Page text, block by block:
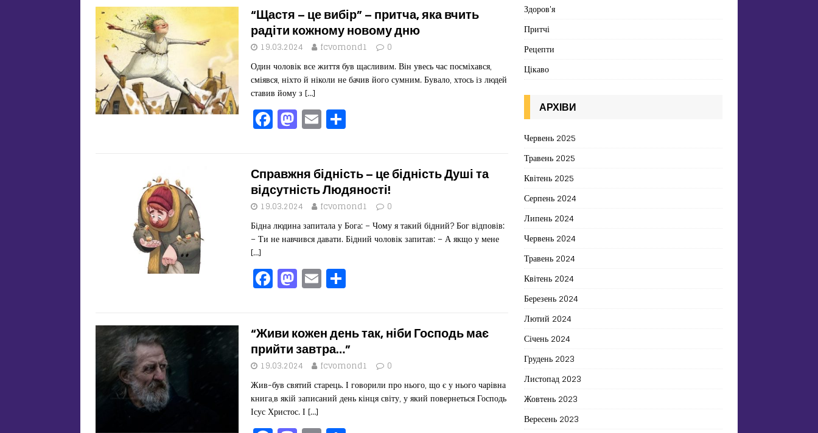
e
b
o
o
k
o
d
o
n
l ит
ис
я
“Щастя – це вибір” – притча, яка вчить
радіти кожному новому дню
19.03.2024 fcvomond1 0
Один чоловік все життя був щасливим. Він увесь час посміхався,
сміявся, ніхто й ніколи не бачив його сумним. Бувало, хтось із людей
ставив йому з […]
F
a
e
b
o
o
M
a
o
d
o
n
E
m
l ит
ис
я
Справжня бідність – це бідність Душі та
відсутність Людяності!
19.03.2024 fcvomond1 0
Бідна людина запитала у Бога: – Чому я такий бідний? Бог відповів:
– Ти не навчився давати. Бідний чоловік запитав: – А якщо у мене
[…]
F
a
e
b
o
o
k
M
a
o
d
o
n
E
m
l ит
ис
я
“Живи кожен день так, ніби Господь має
прийти завтра…”
19.03.2024 fcvomond1 0
Жив-був святий старець. І говорили про нього, що є у нього чарівна
книга,в якій записаний день кінця світу, у який повернеться Господь
Ісус Христос. І […]
Здоров'я
Притчі
Рецепти
Цікаво
АРХІВИ
Червень 2025
Травень 2025
Квітень 2025
Серпень 2024
Липень 2024
Червень 2024
Травень 2024
Квітень 2024
Березень 2024
Лютий 2024
Січень 2024
Грудень 2023
Листопад 2023
Жовтень 2023
Вересень 2023